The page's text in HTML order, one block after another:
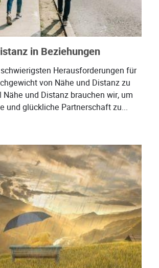
in Beziehungen
Herausforderungen für
von Nähe und Distanz zu
und Distanz brauchen wir, um
und glückliche Partnerschaft zu...